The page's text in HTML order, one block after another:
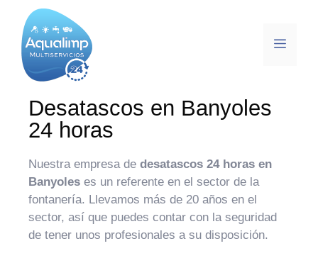
Desatascos en Banyoles
24 horas
Nuestra empresa de desatascos 24 horas en
Banyoles es un referente en el sector de la
fontanería. Llevamos más de 20 años en el
sector, así que puedes contar con la seguridad
de tener unos profesionales a su disposición.